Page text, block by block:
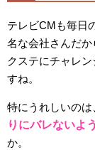
テレビCMも毎日
名な会社さんだ
クステにチャレ
すね。
特にうれしいのは
りにバレないよ
か。